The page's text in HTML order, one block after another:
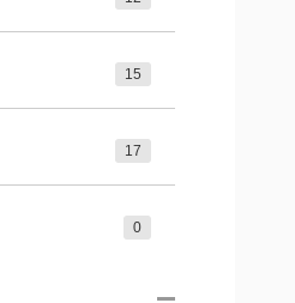
15
17
0